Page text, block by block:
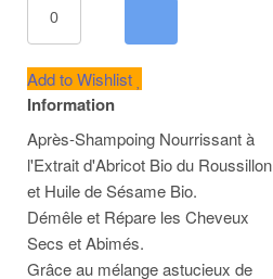
Add to Wishlist
Information
Après-Shampoing Nourrissant à
l'Extrait d'Abricot Bio du Roussillon
et Huile de Sésame Bio.
Démêle et Répare les Cheveux
Secs et Abimés.
Grâce au mélange astucieux de